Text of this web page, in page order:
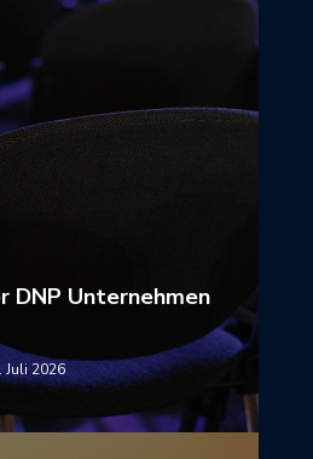
DNP Unternehmen
Juli 2026